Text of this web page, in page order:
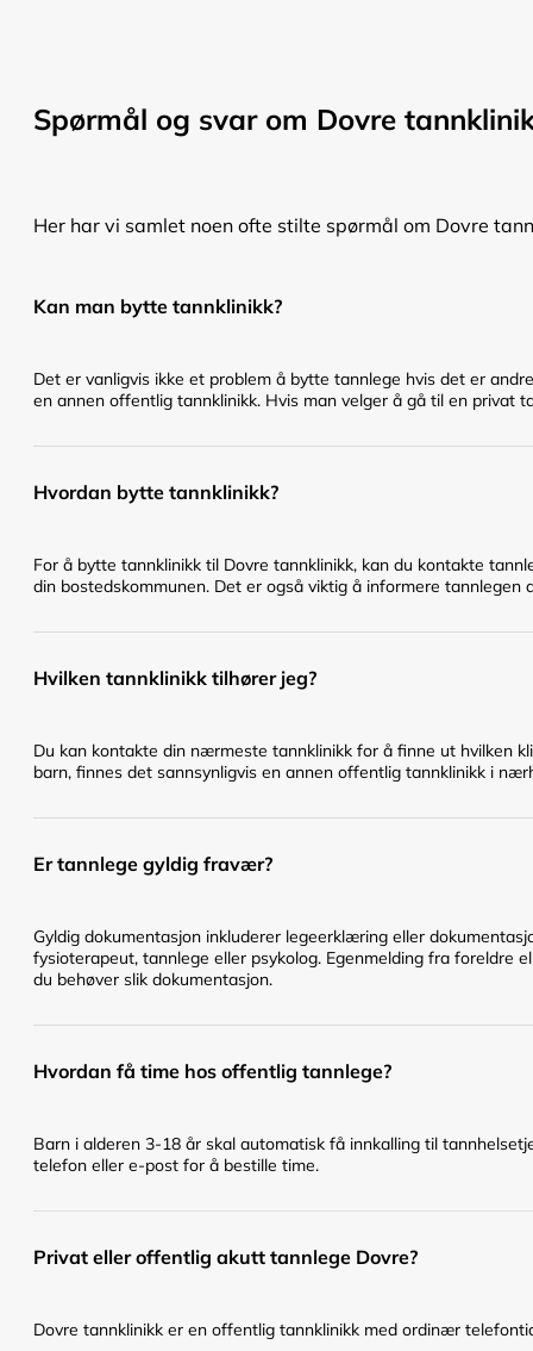
Spørmål og svar om Dovre
Her har vi samlet noen ofte stilte spørmål om Dovre
Kan man bytte tannklinikk?
Det er vanligvis ikke et problem å bytte tannlege hvis det er
en annen offentlig tannklinikk. Hvis man velger å gå til en privat
Hvordan bytte tannklinikk?
For å bytte tannklinikk til Dovre tannklinikk, kan du kontakte
din bostedskommunen. Det er også viktig å informere
Hvilken tannklinikk tilhører jeg?
Du kan kontakte din nærmeste tannklinikk for å finne ut hvilken
barn, finnes det sannsynligvis en annen offentlig tannklinikk i
Er tannlege gyldig fravær?
Gyldig dokumentasjon inkluderer legeerklæring eller
fysioterapeut, tannlege eller psykolog. Egenmelding fra foreldre
du behøver slik dokumentasjon.
Hvordan få time hos offentlig tannlege?
Barn i alderen 3-18 år skal automatisk få innkalling til
telefon eller e-post for å bestille time.
Privat eller offentlig akutt tannlege Dovre?
Dovre tannklinikk er en offentlig tannklinikk med ordinær